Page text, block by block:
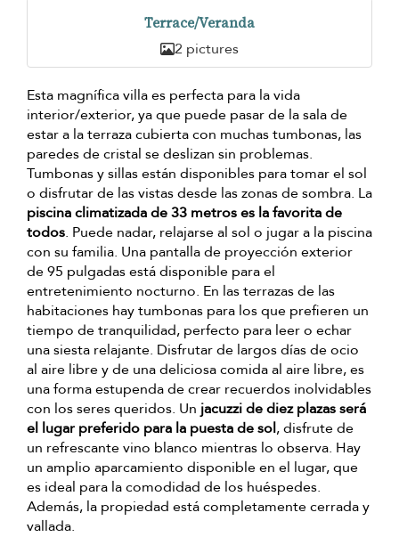
Terrace/Veranda
2 pictures
Esta magnífica villa es perfecta para la vida
interior/exterior, ya que puede pasar de la sala de
estar a la terraza cubierta con muchas tumbonas, las
paredes de cristal se deslizan sin problemas.
Tumbonas y sillas están disponibles para tomar el sol
o disfrutar de las vistas desde las zonas de sombra. La
piscina climatizada de 33 metros es la favorita de
todos. Puede nadar, relajarse al sol o jugar a la piscina
con su familia. Una pantalla de proyección exterior
de 95 pulgadas está disponible para el
entretenimiento nocturno. En las terrazas de las
habitaciones hay tumbonas para los que prefieren un
tiempo de tranquilidad, perfecto para leer o echar
una siesta relajante. Disfrutar de largos días de ocio
al aire libre y de una deliciosa comida al aire libre, es
una forma estupenda de crear recuerdos inolvidables
con los seres queridos. Un jacuzzi de diez plazas será
el lugar preferido para la puesta de sol, disfrute de
un refrescante vino blanco mientras lo observa. Hay
un amplio aparcamiento disponible en el lugar, que
es ideal para la comodidad de los huéspedes.
Además, la propiedad está completamente cerrada y
vallada.